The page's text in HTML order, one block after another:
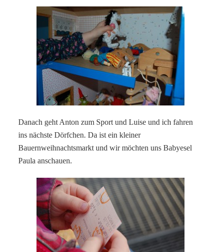
Danach geht Anton zum Sport und Luise und ich fahren
ins nächste Dörfchen. Da ist ein kleiner
Bauernweihnachtsmarkt und wir möchten uns Babyesel
Paula anschauen.